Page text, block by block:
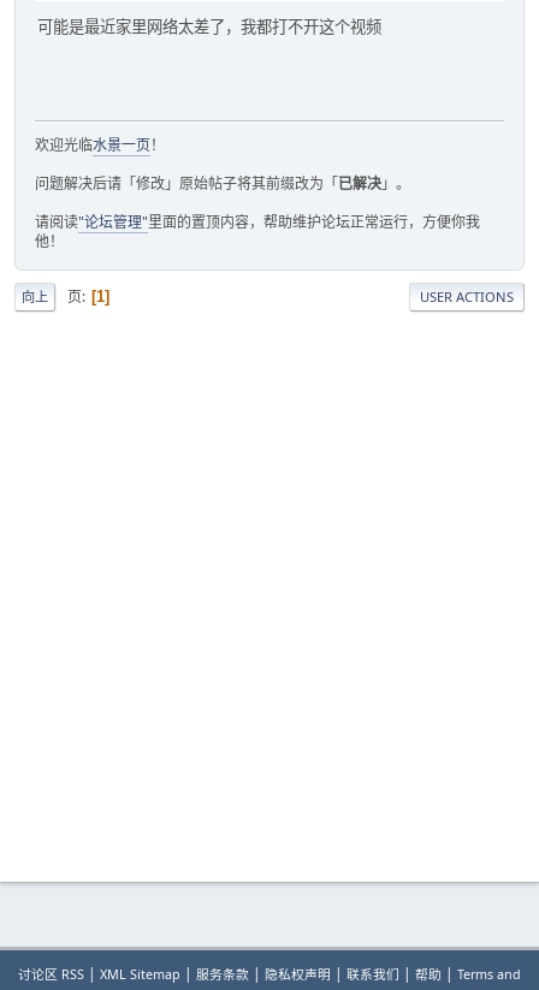
可能是最近家里网络太差了，我都打不开这个视频
欢迎光临水景一页！
问题解决后请「修改」原始帖子将其前缀改为「已解决」。
请阅读"论坛管理"里面的置顶内容，帮助维护论坛正常运行，方便你我
他！
向上 页 1 USER ACTIONS
讨论区 RSS XML Sitemap 服务条款 隐私权声明 联系我们 帮助
Terms and